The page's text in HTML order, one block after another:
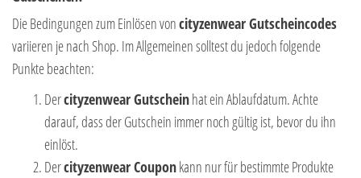
Die Bedingungen zum Einlösen voncityzenwear Gutscheincodes
variieren je nach Shop. Im Allgemeinen solltest du jedoch folgende
Punkte beachten:
Dercityzenwear Gutscheinhat ein Ablaufdatum. Achte
darauf, dass der Gutschein immer noch gültig ist, bevor du ihn
einlöst.
Dercityzenwear Couponkann nur für bestimmte Produkte